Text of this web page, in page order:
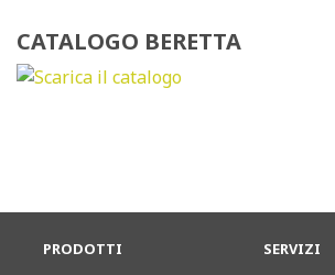
CATALOGO BERETTA
PRODOTTI SERVIZI